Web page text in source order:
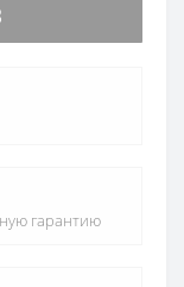
гарантию